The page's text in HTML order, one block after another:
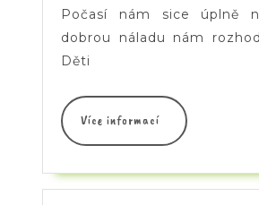
Počasí nám sice úplně
dobrou náladu nám
Děti
Více informací
Více
informací